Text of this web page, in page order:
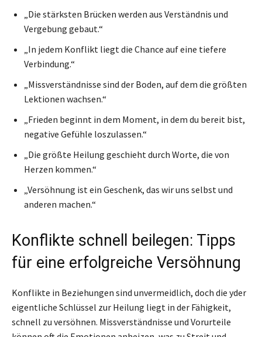
„Die stärksten Brücken werden aus Verständnis und
Vergebung gebaut.“
„In jedem Konflikt liegt die Chance auf eine tiefere
Verbindung.“
„Missverständnisse sind der Boden, auf dem die größten
Lektionen wachsen.“
„Frieden beginnt in dem Moment, in dem du bereit bist,
negative Gefühle loszulassen.“
„Die größte Heilung geschieht durch Worte, die von
Herzen kommen.“
„Versöhnung ist ein Geschenk, das wir uns selbst und
anderen machen.“
Konflikte schnell beilegen: Tipps
für eine erfolgreiche Versöhnung
Konflikte in Beziehungen sind unvermeidlich, doch die yder
eigentliche Schlüssel zur Heilung liegt in der Fähigkeit,
schnell zu versöhnen. Missverständnisse und Vorurteile